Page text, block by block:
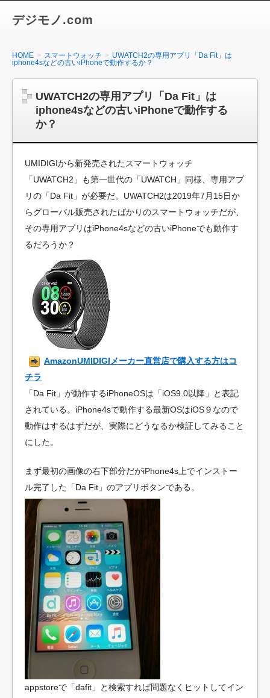
デジモノ.com
HOME スマートウォッチ
UWATCH2の専用アプリ「Da Fit」は
iphone4sなどの古いiPhoneで動作するか？
UWATCH2の専用アプリ「Da Fit」は
iphone4sなどの古いiPhoneで動作する
か？
UMIDIGIから新発売されたスマートウォッチ
「UWATCH2」も第一世代の「UWATCH」同様、専用アプ
リの「Da Fit」が必要だ。UWATCH2は2019年7月15日か
らグローバル販売されたばかりのスマートウォッチだが、
その専用アプリはiPhone4sなどの古いiPhoneでも動作す
るだろうか？
AmazonUMIDIGIメーカー直営店で購入する方はコ
チラ
「Da Fit」が動作するiPhoneOSは「iOS9.0以降」と表記
されている。iPhone4sで動作する最新OSはiOS９なので
動作はするはずだが、実際にどうなるか検証してみること
にした。
まず最初の画像の右下部分だがiPhone4s上でインストー
ル完了した「Da Fit」のアプリボタンである。
appstoreで「dafit」と検索すれば問題なくヒットしてイン